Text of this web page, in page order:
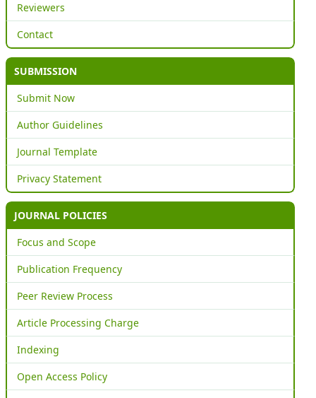
Reviewers
Contact
SUBMISSION
Submit Now
Author Guidelines
Journal Template
Privacy Statement
JOURNAL POLICIES
Focus and Scope
Publication Frequency
Peer Review Process
Article Processing Charge
Indexing
Open Access Policy